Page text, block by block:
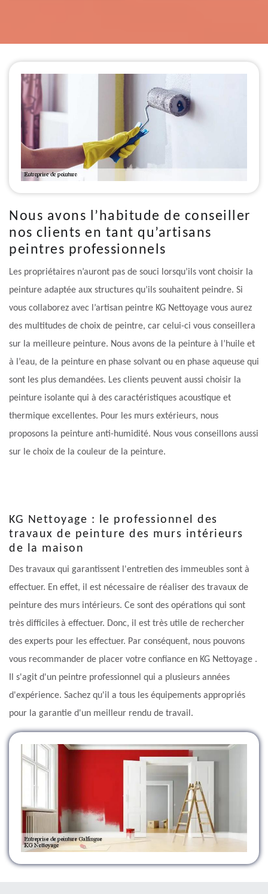
Nous avons l’habitude de conseiller
nos clients en tant qu’artisans
peintres professionnels
Les propriétaires n’auront pas de souci lorsqu’ils vont choisir la
peinture adaptée aux structures qu’ils souhaitent peindre. Si
vous collaborez avec l’artisan peintre KG Nettoyage vous aurez
des multitudes de choix de peintre, car celui-ci vous conseillera
sur la meilleure peinture. Nous avons de la peinture à l’huile et
à l’eau, de la peinture en phase solvant ou en phase aqueuse qui
sont les plus demandées. Les clients peuvent aussi choisir la
peinture isolante qui à des caractéristiques acoustique et
thermique excellentes. Pour les murs extérieurs, nous
proposons la peinture anti-humidité. Nous vous conseillons aussi
sur le choix de la couleur de la peinture.
KG Nettoyage : le professionnel des
travaux de peinture des murs intérieurs
de la maison
Des travaux qui garantissent l'entretien des immeubles sont à
effectuer. En effet, il est nécessaire de réaliser des travaux de
peinture des murs intérieurs. Ce sont des opérations qui sont
très difficiles à effectuer. Donc, il est très utile de rechercher
des experts pour les effectuer. Par conséquent, nous pouvons
vous recommander de placer votre confiance en KG Nettoyage .
Il s'agit d'un peintre professionnel qui a plusieurs années
d'expérience. Sachez qu'il a tous les équipements appropriés
pour la garantie d'un meilleur rendu de travail.